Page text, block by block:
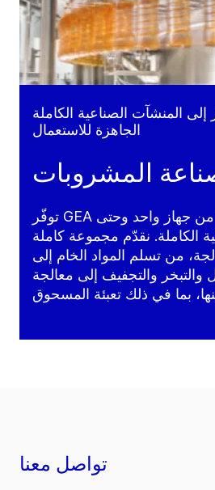
المنشآت الصناعية الكاملة
الجاهزة للاستعمال
المشروبات
توفّر GEA حلول تصميم بدءًا من جهاز واحد وحتى
الكاملة. نقدّم مجموعة كاملة
من تسلم المواد الخام إلى
والتبخر والتجفيف إلى معالجة
تواصل معنا